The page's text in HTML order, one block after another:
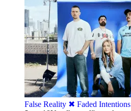
False Reality ✖︎ Faded Intentions